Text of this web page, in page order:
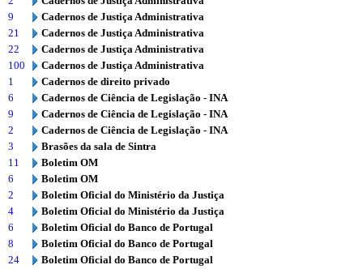
9
Cadernos de Justiça Administrativa
21
Cadernos de Justiça Administrativa
22
Cadernos de Justiça Administrativa
100
Cadernos de Justiça Administrativa
1
Cadernos de direito privado
6
Cadernos de Ciência de Legislação - INA
9
Cadernos de Ciência de Legislação - INA
2
Cadernos de Ciência de Legislação - INA
3
Brasões da sala de Sintra
11
Boletim OM
6
Boletim OM
2
Boletim Oficial do Ministério da Justiça
4
Boletim Oficial do Ministério da Justiça
6
Boletim Oficial do Banco de Portugal
8
Boletim Oficial do Banco de Portugal
24
Boletim Oficial do Banco de Portugal